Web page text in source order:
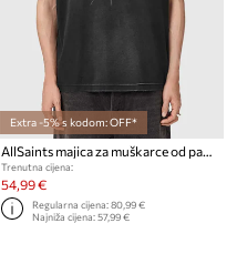
Extra -5% s kodom: OFF*
AllSaints majica za muškarce od pamuka AETERNA
Trenutna cijena:
54,99 €
Regularna cijena:80,99 €
Najniža cijena:57,99 €